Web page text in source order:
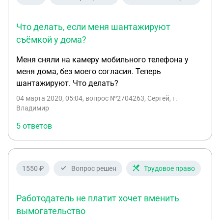
Что делать, если меня шантажируют
съёмкой у дома?
Меня сняли на камеру мобильного телефона у
меня дома, без моего согласия. Теперь
шантажируют. Что делать?
04 марта 2020, 05:04, вопрос №2704263, Сергей, г.
Владимир
5 ответов
1550 ₽ Вопрос решен Трудовое право
Работодатель не платит хочет вменить
вымогательство